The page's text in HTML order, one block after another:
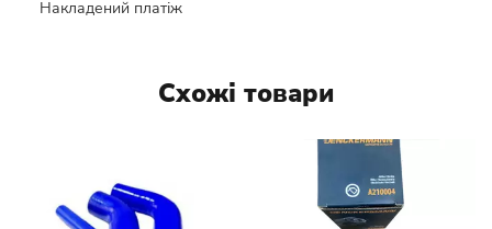
Накладений платіж
Схожі товари